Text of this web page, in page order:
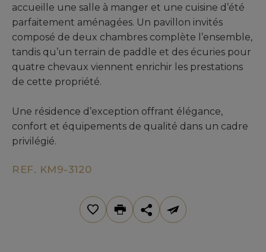
accueille une salle à manger et une cuisine d’été
parfaitement aménagées. Un pavillon invités
composé de deux chambres complète l’ensemble,
tandis qu’un terrain de paddle et des écuries pour
quatre chevaux viennent enrichir les prestations
de cette propriété.
Une résidence d’exception offrant élégance,
confort et équipements de qualité dans un cadre
privilégié.
REF. KM9-3120